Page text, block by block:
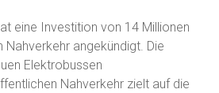
eine Investition von 14 Millionen
Nahverkehr angekündigt. Die
Elektrobussen
Nahverkehr zielt auf die